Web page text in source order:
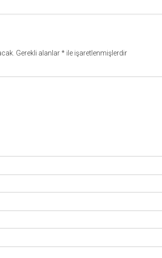
Gerekli alanlar* ile işaretlenmişlerdir